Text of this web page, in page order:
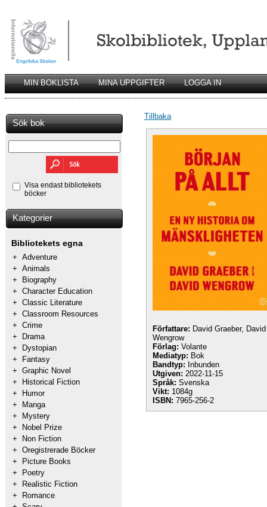
MIN BOKLISTA MINA UPPGIFTER LOGGA IN
Sök bok
Visa endast bibliotekets
böcker
Kategorier
Bibliotekets egna
+ Adventure
+ Animals
+
Biography
+ Character Education
+ Classic Literature
+ Classroom Resources
+ Crime
+
Drama
+
Dystopian
+
Fantasy
+ Graphic Novel
+
Historical Fiction
+
Humor
+
Manga
+
Mystery
+
Nobel Prize
+
Non Fiction
+ Oregistrerade Böcker
+
Picture Books
+
Poetry
+
Realistic Fiction
+
Romance
Tillbaka
Författare: David Graeber, David
Wengrow
Förlag: Volante
Mediatyp: Bok
Bandtyp: Inbunden
Utgiven: 2022-11-15
Språk: Svenska
Vikt: 1084g
ISBN: 7965-256-2